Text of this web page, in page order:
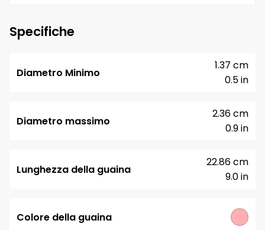
Specifiche
Diametro Minimo
0.5 in
1.37 cm
Diametro massimo
0.9 in
2.36 cm
Lunghezza della guaina
9.0 in
22.86 cm
Colore della guaina